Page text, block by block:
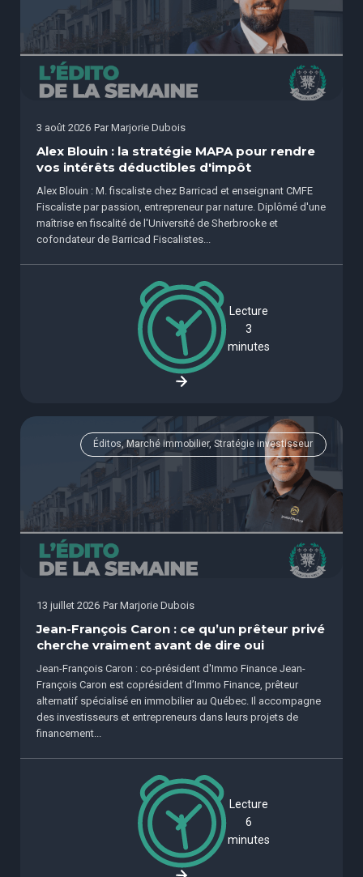
3 août 2026 Par Marjorie Dubois
Alex Blouin : la stratégie MAPA pour rendre
vos intérêts déductibles d'impôt
Alex Blouin : M. fiscaliste chez Barricad et enseignant CMFE
Fiscaliste par passion, entrepreneur par nature. Diplômé d'une
maîtrise en fiscalité de l'Université de Sherbrooke et
cofondateur de Barricad Fiscalistes...
Lecture
3
minutes
Éditos, Marché immobilier, Stratégie investisseur
13 juillet 2026 Par Marjorie Dubois
Jean-François Caron : ce qu’un prêteur privé
cherche vraiment avant de dire oui
Jean-François Caron : co-président d'Immo Finance Jean-
François Caron est coprésident d’Immo Finance, prêteur
alternatif spécialisé en immobilier au Québec. Il accompagne
des investisseurs et entrepreneurs dans leurs projets de
financement...
Lecture
6
minutes